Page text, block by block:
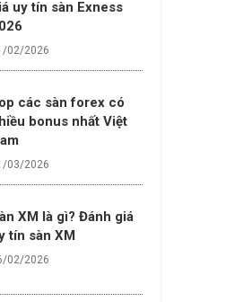
uy tín sàn Exness
02/2026
các sàn forex có
bonus nhất Việt
03/2026
XM là gì? Đánh giá
tín sàn XM
02/2026